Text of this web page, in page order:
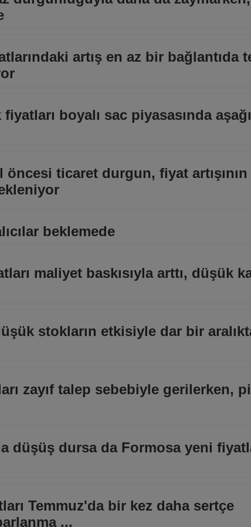
artış en az bir bağlantıda
boyalı sac piyasasında aşağı
ticaret durgun, fiyat artışının
beklemede
maliyet baskısıyla arttı, düşük
stokların etkisiyle dar bir
zayıf talep sebebiyle gerilerken,
düşüş dursa da Formosa yeni
Temmuz'da bir kez daha sertçe
...